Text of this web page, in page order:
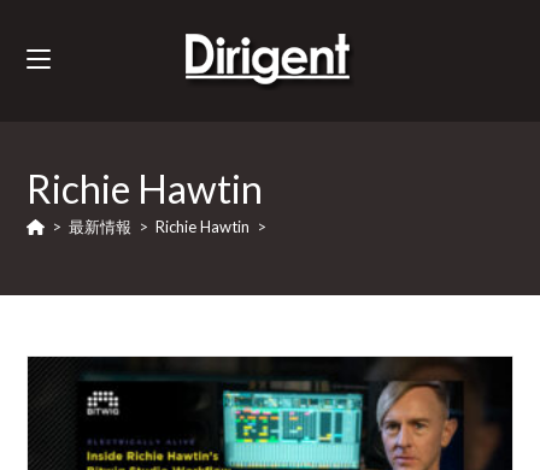
Richie Hawtin
> 最新情報 > Richie Hawtin >